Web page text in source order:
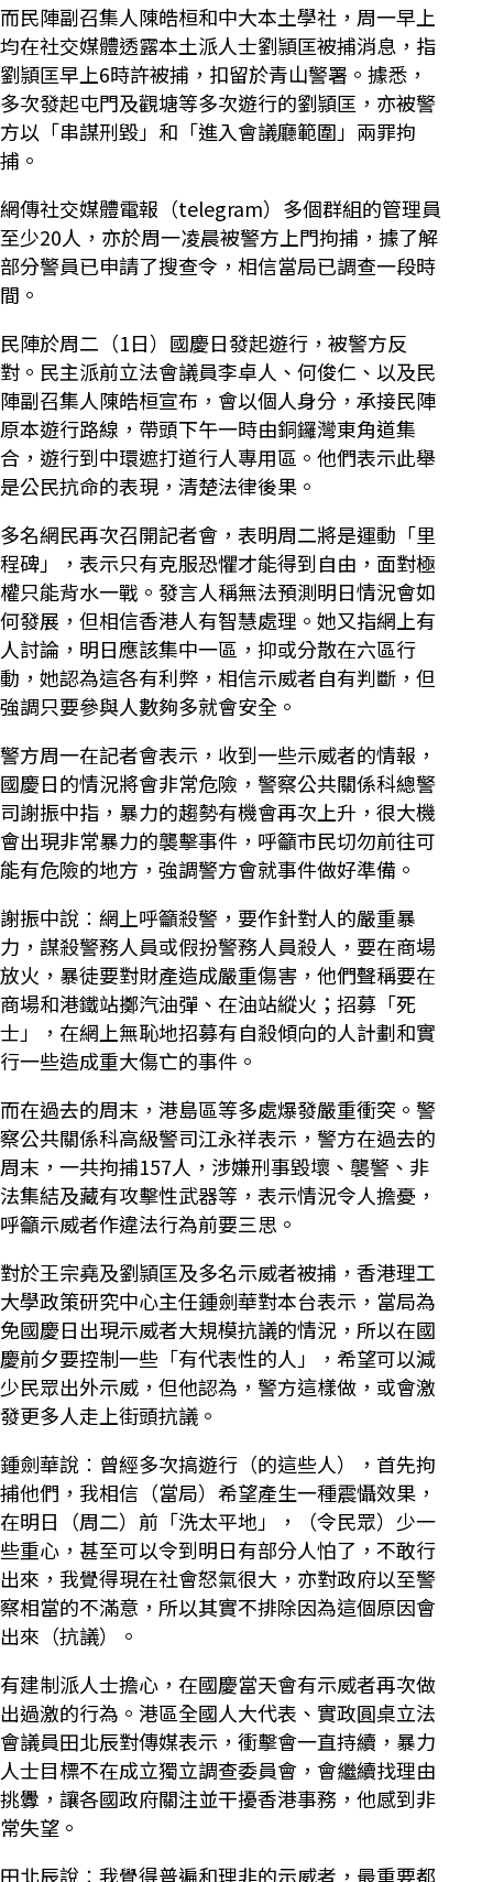
而民陣副召集人陳皓桓和中大本土學社，周一早上
均在社交媒體透露本土派人士劉頴匡被捕消息，指
劉頴匡早上6時許被捕，扣留於青山警署。據悉，
多次發起屯門及觀塘等多次遊行的劉頴匡，亦被警
方以「串謀刑毀」和「進入會議廳範圍」兩罪拘
捕。
網傳社交媒體電報（telegram）多個群組的管理員
至少20人，亦於周一凌晨被警方上門拘捕，據了解
部分警員已申請了搜查令，相信當局已調查一段時
間。
民陣於周二（1日）國慶日發起遊行，被警方反
對。民主派前立法會議員李卓人、何俊仁、以及民
陣副召集人陳皓桓宣布，會以個人身分，承接民陣
原本遊行路線，帶頭下午一時由銅鑼灣東角道集
合，遊行到中環遮打道行人專用區。他們表示此舉
是公民抗命的表現，清楚法律後果。
多名網民再次召開記者會，表明周二將是運動「里
程碑」，表示只有克服恐懼才能得到自由，面對極
權只能背水一戰。發言人稱無法預測明日情況會如
何發展，但相信香港人有智慧處理。她又指網上有
人討論，明日應該集中一區，抑或分散在六區行
動，她認為這各有利弊，相信示威者自有判斷，但
強調只要參與人數夠多就會安全。
警方周一在記者會表示，收到一些示威者的情報，
國慶日的情況將會非常危險，警察公共關係科總警
司謝振中指，暴力的趨勢有機會再次上升，很大機
會出現非常暴力的襲擊事件，呼籲市民切勿前往可
能有危險的地方，強調警方會就事件做好準備。
謝振中說︰網上呼籲殺警，要作針對人的嚴重暴
力，謀殺警務人員或假扮警務人員殺人，要在商場
放火，暴徒要對財產造成嚴重傷害，他們聲稱要在
商場和港鐵站擲汽油彈、在油站縱火；招募「死
士」，在網上無恥地招募有自殺傾向的人計劃和實
行一些造成重大傷亡的事件。
而在過去的周末，港島區等多處爆發嚴重衝突。警
察公共關係科高級警司江永祥表示，警方在過去的
周末，一共拘捕157人，涉嫌刑事毀壞、襲警、非
法集結及藏有攻擊性武器等，表示情況令人擔憂，
呼籲示威者作違法行為前要三思。
對於王宗堯及劉頴匡及多名示威者被捕，香港理工
大學政策研究中心主任鍾劍華對本台表示，當局為
免國慶日出現示威者大規模抗議的情況，所以在國
慶前夕要控制一些「有代表性的人」，希望可以減
少民眾出外示威，但他認為，警方這樣做，或會激
發更多人走上街頭抗議。
鍾劍華說︰曾經多次搞遊行（的這些人），首先拘
捕他們，我相信（當局）希望產生一種震懾效果，
在明日（周二）前「洗太平地」，（令民眾）少一
些重心，甚至可以令到明日有部分人怕了，不敢行
出來，我覺得現在社會怒氣很大，亦對政府以至警
察相當的不滿意，所以其實不排除因為這個原因會
出來（抗議）。
有建制派人士擔心，在國慶當天會有示威者再次做
出過激的行為。港區全國人大代表、實政圓桌立法
會議員田北辰對傳媒表示，衝擊會一直持續，暴力
人士目標不在成立獨立調查委員會，會繼續找理由
挑釁，讓各國政府關注並干擾香港事務，他感到非
常失望。
田北辰說︰我覺得普遍和理非的示威者，最重要都